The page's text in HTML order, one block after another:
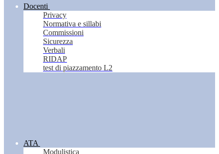
Docenti
Privacy
Normativa e sillabi
Commissioni
Sicurezza
Verbali
RIDAP
test di piazzamento L2
ATA
Modulistica